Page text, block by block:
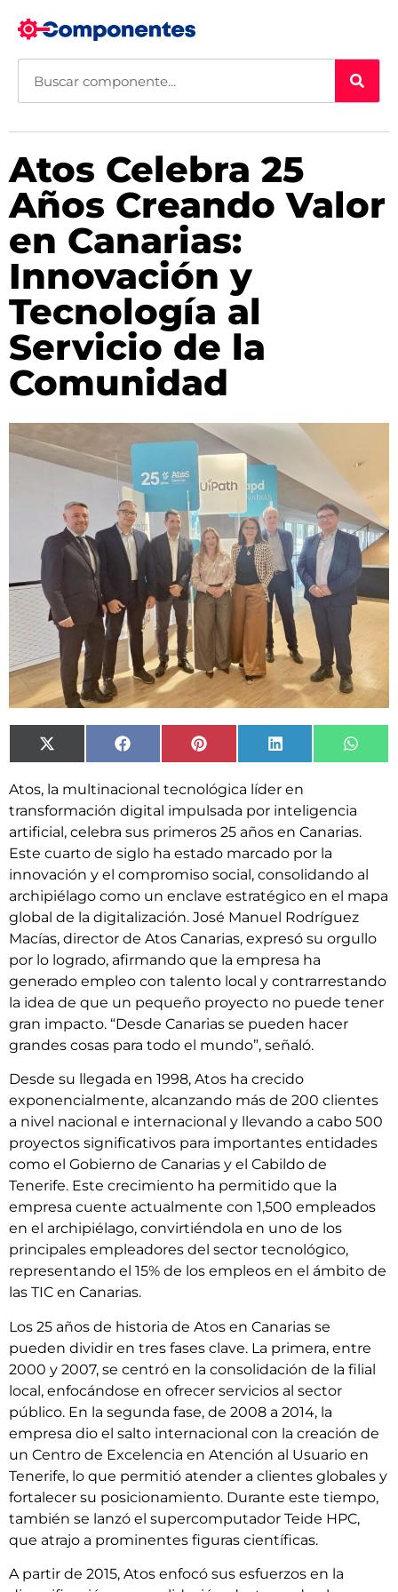
Atos Celebra 25
Años Creando Valor
en Canarias:
Innovación y
Tecnología al
Servicio de la
Comunidad
X
(Twitter)
Facebook Pinterest LinkedIn
Atos, la multinacional tecnológica líder en
transformación digital impulsada por inteligencia
artificial, celebra sus primeros 25 años en Canarias.
Este cuarto de siglo ha estado marcado por la
innovación y el compromiso social, consolidando al
archipiélago como un enclave estratégico en el mapa
global de la digitalización. José Manuel Rodríguez
Macías, director de Atos Canarias, expresó su orgullo
por lo logrado, afirmando que la empresa ha
generado empleo con talento local y contrarrestando
la idea de que un pequeño proyecto no puede tener
gran impacto. “Desde Canarias se pueden hacer
grandes cosas para todo el mundo”, señaló.
Desde su llegada en 1998, Atos ha crecido
exponencialmente, alcanzando más de 200 clientes
a nivel nacional e internacional y llevando a cabo 500
proyectos significativos para importantes entidades
como el Gobierno de Canarias y el Cabildo de
Tenerife. Este crecimiento ha permitido que la
empresa cuente actualmente con 1,500 empleados
en el archipiélago, convirtiéndola en uno de los
principales empleadores del sector tecnológico,
representando el 15% de los empleos en el ámbito de
las TIC en Canarias.
Los 25 años de historia de Atos en Canarias se
pueden dividir en tres fases clave. La primera, entre
2000 y 2007, se centró en la consolidación de la filial
local, enfocándose en ofrecer servicios al sector
público. En la segunda fase, de 2008 a 2014, la
empresa dio el salto internacional con la creación de
un Centro de Excelencia en Atención al Usuario en
Tenerife, lo que permitió atender a clientes globales y
fortalecer su posicionamiento. Durante este tiempo,
también se lanzó el supercomputador Teide HPC,
que atrajo a prominentes figuras científicas.
A partir de 2015, Atos enfocó sus esfuerzos en la